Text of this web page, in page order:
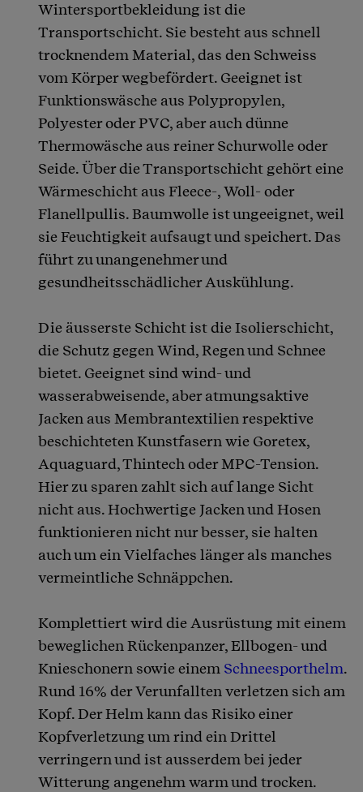
Wintersportbekleidung ist die
Transportschicht. Sie besteht aus schnell
trocknendem Material, das den Schweiss
vom Körper wegbefördert. Geeignet ist
Funktionswäsche aus Polypropylen,
Polyester oder PVC, aber auch dünne
Thermowäsche aus reiner Schurwolle oder
Seide. Über die Transportschicht gehört eine
Wärmeschicht aus Fleece-, Woll- oder
Flanellpullis. Baumwolle ist ungeeignet, weil
sie Feuchtigkeit aufsaugt und speichert. Das
führt zu unangenehmer und
gesundheitsschädlicher Auskühlung.
Die äusserste Schicht ist die Isolierschicht,
die Schutz gegen Wind, Regen und Schnee
bietet. Geeignet sind wind- und
wasserabweisende, aber atmungsaktive
Jacken aus Membrantextilien respektive
beschichteten Kunstfasern wie Goretex,
Aquaguard, Thintech oder MPC-Tension.
Hier zu sparen zahlt sich auf lange Sicht
nicht aus. Hochwertige Jacken und Hosen
funktionieren nicht nur besser, sie halten
auch um ein Vielfaches länger als manches
vermeintliche Schnäppchen.
Komplettiert wird die Ausrüstung mit einem
beweglichen Rückenpanzer, Ellbogen- und
Knieschonern sowie einem Schneesporthelm.
Rund 16% der Verunfallten verletzen sich am
Kopf. Der Helm kann das Risiko einer
Kopfverletzung um rind ein Drittel
verringern und ist ausserdem bei jeder
Witterung angenehm warm und trocken.